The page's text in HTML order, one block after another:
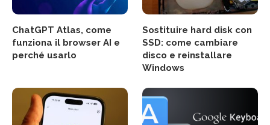
ChatGPT Atlas, come
funziona il browser AI e
perché usarlo
Sostituire hard disk con
SSD: come cambiare
disco e reinstallare
Windows